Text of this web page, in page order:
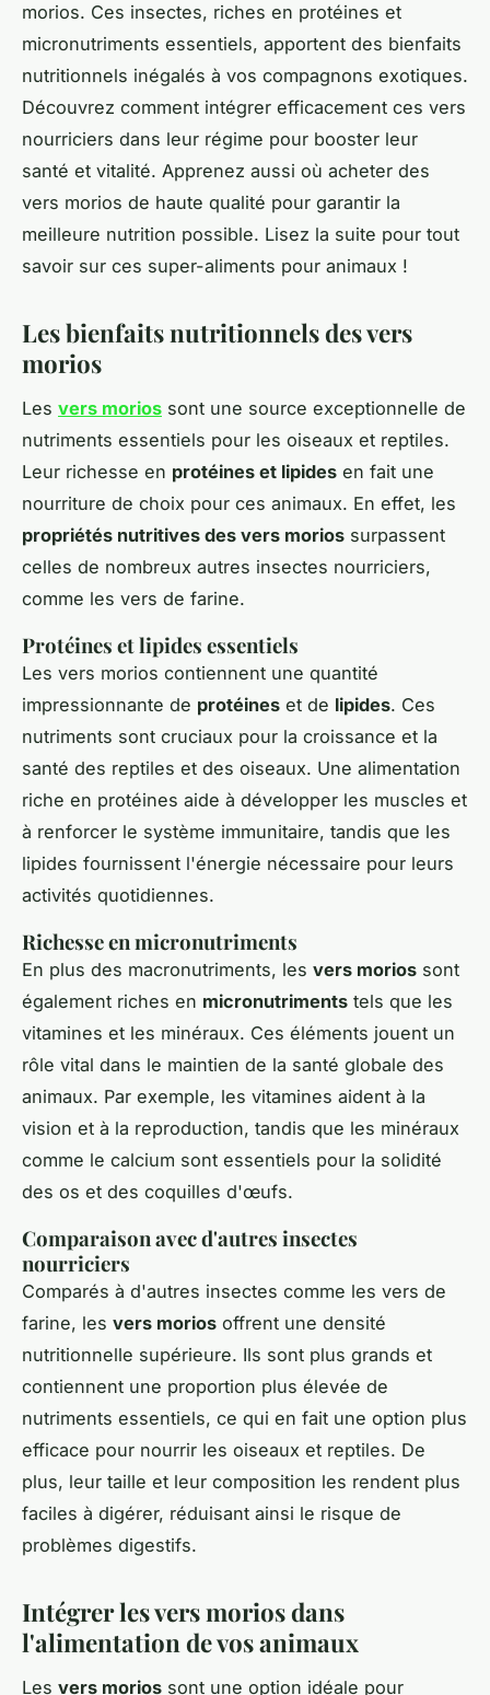
morios. Ces insectes, riches en protéines et
micronutriments essentiels, apportent des bienfaits
nutritionnels inégalés à vos compagnons exotiques.
Découvrez comment intégrer efficacement ces vers
nourriciers dans leur régime pour booster leur
santé et vitalité. Apprenez aussi où acheter des
vers morios de haute qualité pour garantir la
meilleure nutrition possible. Lisez la suite pour tout
savoir sur ces super-aliments pour animaux !
Les bienfaits nutritionnels des vers
morios
Les vers morios sont une source exceptionnelle de
nutriments essentiels pour les oiseaux et reptiles.
Leur richesse en protéines et lipides en fait une
nourriture de choix pour ces animaux. En effet, les
propriétés nutritives des vers morios surpassent
celles de nombreux autres insectes nourriciers,
comme les vers de farine.
Protéines et lipides essentiels
Les vers morios contiennent une quantité
impressionnante de protéines et de lipides. Ces
nutriments sont cruciaux pour la croissance et la
santé des reptiles et des oiseaux. Une alimentation
riche en protéines aide à développer les muscles et
à renforcer le système immunitaire, tandis que les
lipides fournissent l'énergie nécessaire pour leurs
activités quotidiennes.
Richesse en micronutriments
En plus des macronutriments, les vers morios sont
également riches en micronutriments tels que les
vitamines et les minéraux. Ces éléments jouent un
rôle vital dans le maintien de la santé globale des
animaux. Par exemple, les vitamines aident à la
vision et à la reproduction, tandis que les minéraux
comme le calcium sont essentiels pour la solidité
des os et des coquilles d'œufs.
Comparaison avec d'autres insectes
nourriciers
Comparés à d'autres insectes comme les vers de
farine, les vers morios offrent une densité
nutritionnelle supérieure. Ils sont plus grands et
contiennent une proportion plus élevée de
nutriments essentiels, ce qui en fait une option plus
efficace pour nourrir les oiseaux et reptiles. De
plus, leur taille et leur composition les rendent plus
faciles à digérer, réduisant ainsi le risque de
problèmes digestifs.
Intégrer les vers morios dans
l'alimentation de vos animaux
Les vers morios sont une option idéale pour